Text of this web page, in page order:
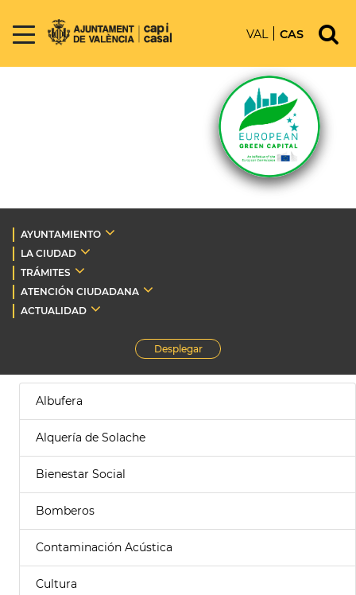
VAL CAS
AYUNTAMIENTO
LA CIUDAD
TRÁMITES
ATENCIÓN CIUDADANA
ACTUALIDAD
Desplegar
Albufera
Alquería de Solache
Bienestar Social
Bomberos
Contaminación Acústica
Cultura